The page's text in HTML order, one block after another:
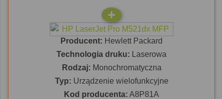
Producent: Hewlett Packard
Technologia druku: Laserowa
Rodzaj: Monochromatyczna
Typ: Urządzenie wielofunkcyjne
Kod producenta: A8P81A